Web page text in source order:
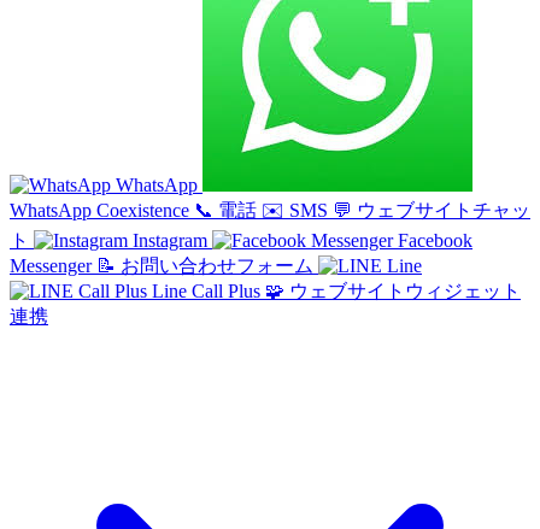
WhatsApp
WhatsApp Coexistence 📞 電話 ✉️ SMS 💬 ウェブサイトチャッ
ト
Instagram
Facebook
Messenger 📝 お問い合わせフォーム
Line
Line Call Plus 🧩 ウェブサイトウィジェット
連携